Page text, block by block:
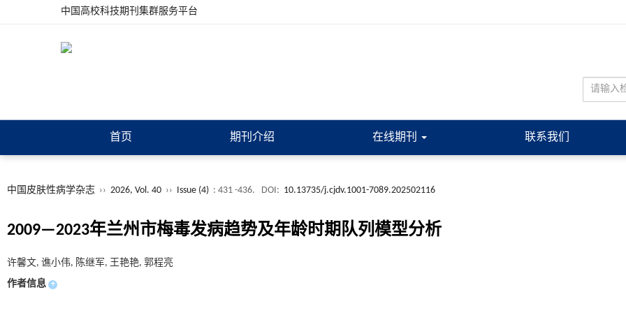
中国高校科技期刊集群服务平台
首页 期刊介绍 在线期刊 联系我们
中国皮肤性病学杂志 ›› 2026, Vol. 40 ›› Issue (4) : 431 -436. DOI: 10.13735/j.cjdv.1001-7089.202502116
2009—2023年兰州市梅毒发病趋势及年龄时期队列模型分析
许馨文, 谯小伟, 陈继军, 王艳艳, 郭程亮
作者信息 +